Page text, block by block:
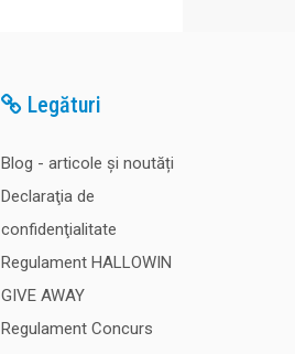
Legături
Blog - articole și noutăți
Declaraţia de
confidenţialitate
Regulament HALLOWIN
GIVE AWAY
Regulament Concurs